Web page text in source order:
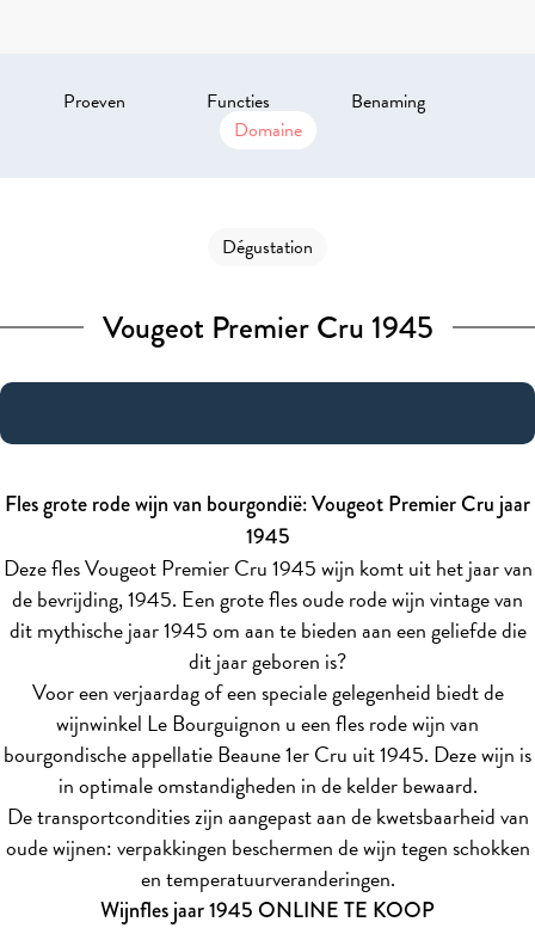
Proeven Functies
Benaming
Domaine
Dégustation
Vougeot Premier Cru 1945
Fles grote rode wijn van bourgondië: Vougeot Premier Cru jaar
1945
Deze fles Vougeot Premier Cru 1945 wijn komt uit het jaar van
de bevrijding, 1945. Een grote fles oude rode wijn vintage van
dit mythische jaar 1945 om aan te bieden aan een geliefde die
dit jaar geboren is?
Voor een verjaardag of een speciale gelegenheid biedt de
wijnwinkel Le Bourguignon u een fles rode wijn van
bourgondische appellatie Beaune 1er Cru uit 1945. Deze wijn is
in optimale omstandigheden in de kelder bewaard.
De transportcondities zijn aangepast aan de kwetsbaarheid van
oude wijnen: verpakkingen beschermen de wijn tegen schokken
en temperatuurveranderingen.
Wijnfles jaar 1945 ONLINE TE KOOP